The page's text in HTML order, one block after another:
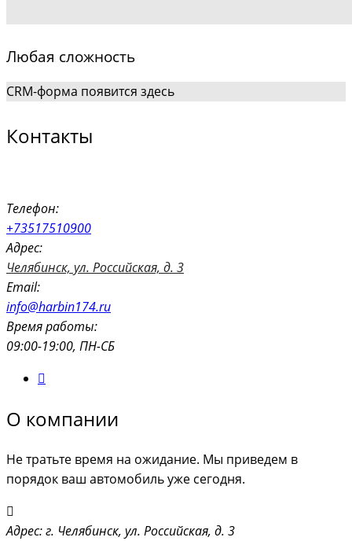
Любая сложность
CRM-форма появится здесь
Контакты
Телефон:
+73517510900
Адрес:
Челябинск, ул. Российская, д. 3
Email:
info@harbin174.ru
Время работы:
09:00-19:00, ПН-СБ
О компании
Не тратьте время на ожидание. Мы приведем в
порядок ваш автомобиль уже сегодня.
Адрес: г. Челябинск, ул. Российская, д. 3